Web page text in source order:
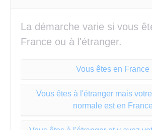
La démarche varie si vous
France ou à l'étranger.
Vous êtes en France
Vous êtes à l'étranger mais
normale est en France